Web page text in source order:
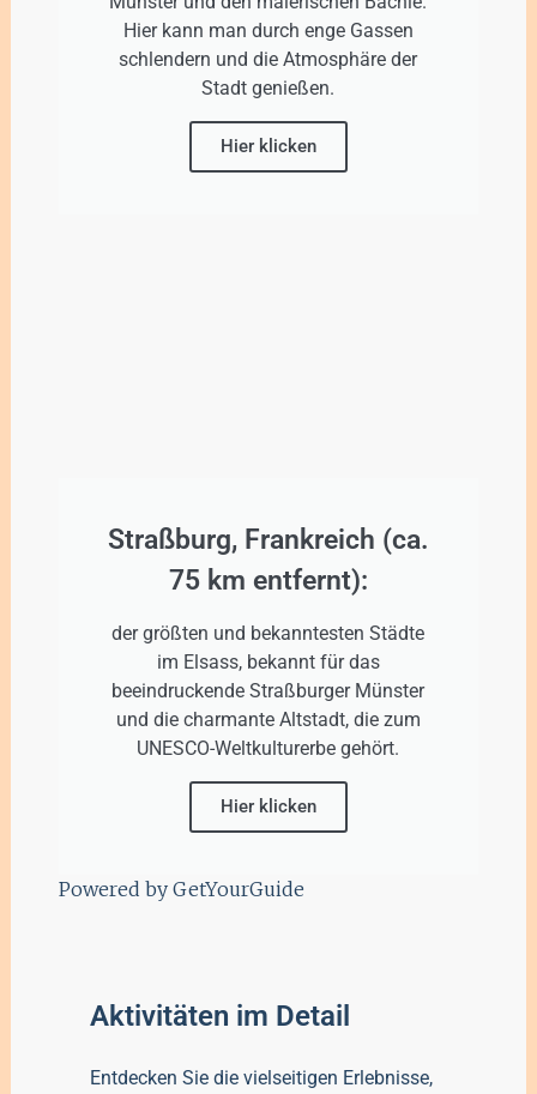
Hier kann man durch enge Gassen
schlendern und die Atmosphäre der
Stadt genießen.
Hier klicken
Straßburg, Frankreich (ca.
75 km entfernt):
der größten und bekanntesten Städte
im Elsass, bekannt für das
beeindruckende Straßburger Münster
und die charmante Altstadt, die zum
UNESCO-Weltkulturerbe gehört.
Hier klicken
Powered by GetYourGuide
Aktivitäten im Detail
Entdecken Sie die vielseitigen Erlebnisse,